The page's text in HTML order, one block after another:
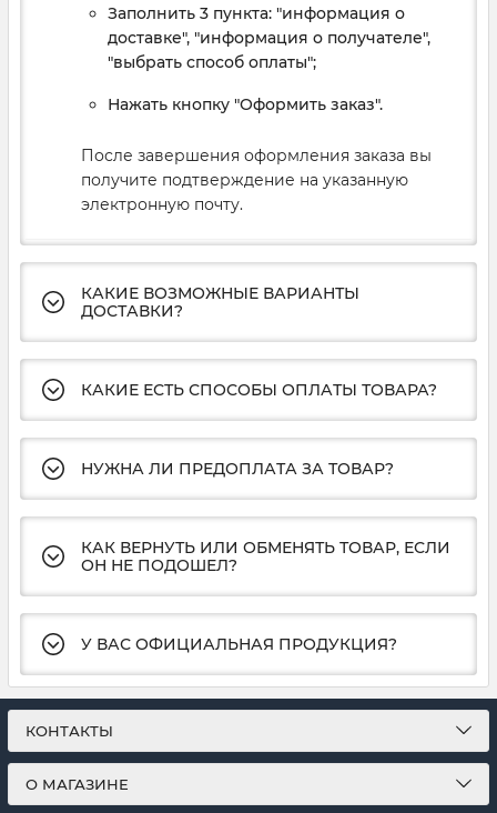
Заполнить 3 пункта: "информация о
доставке", "информация о получателе",
"выбрать способ оплаты";
Нажать кнопку "Оформить заказ".
После завершения оформления заказа вы
получите подтверждение на указанную
электронную почту.
КАКИЕ ВОЗМОЖНЫЕ ВАРИАНТЫ
ДОСТАВКИ?
КАКИЕ ЕСТЬ СПОСОБЫ ОПЛАТЫ ТОВАРА?
НУЖНА ЛИ ПРЕДОПЛАТА ЗА ТОВАР?
КАК ВЕРНУТЬ ИЛИ ОБМЕНЯТЬ ТОВАР, ЕСЛИ
ОН НЕ ПОДОШЕЛ?
У ВАС ОФИЦИАЛЬНАЯ ПРОДУКЦИЯ?
КОНТАКТЫ
О МАГАЗИНЕ